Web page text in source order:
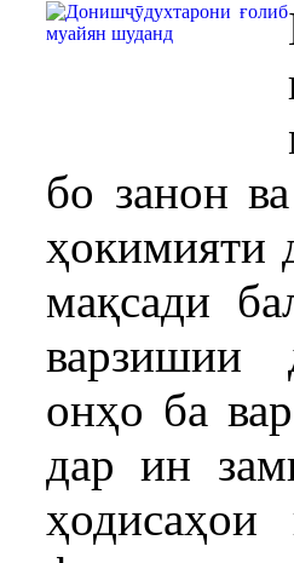
бо занон
ҳокимияти
мақсади
варзишии
онҳо ба
дар ин